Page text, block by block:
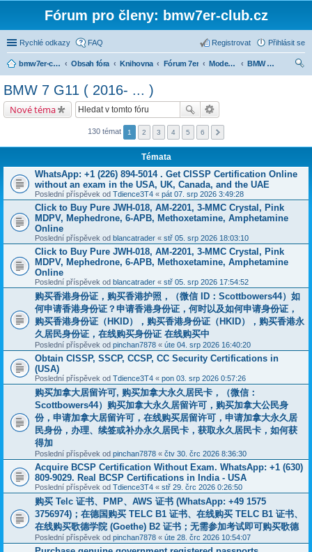
Fórum pro členy: bmw7er-club.cz
Rychlé odkazy FAQ Přihlásit se
Registrovat
bmw7er-club.cz Obsah fóra Knihovna Fórum 7er Modely BMW 7er
BMW 7 G11 ( 2016- ... )
BMW 7 G11 ( 2016- ... )
Nové téma
130 témat 1 2 3 4 5 6
Témata
WhatsApp: +1 (226) 894-5014​ . Get CISSP Certification Online
without an exam in the USA, UK, Canada, and the UAE
Poslední příspěvek od Tdience3T4 « pát 07. srp 2026 3:49:28
Click to Buy Pure JWH-018, AM-2201, 3-MMC Crystal, Pink
MDPV, Mephedrone, 6-APB, Methoxetamine, Amphetamine
Online
Poslední příspěvek od blancatrader « stř 05. srp 2026 18:03:10
Click to Buy Pure JWH-018, AM-2201, 3-MMC Crystal, Pink
MDPV, Mephedrone, 6-APB, Methoxetamine, Amphetamine
Online
Poslední příspěvek od blancatrader « stř 05. srp 2026 17:54:52
购买香港身份证，购买香港护照，（微信 ID：Scottbowers44）如
何申请香港身份证？申请香港身份证，何时以及如何申请身份证，
购买香港身份证（HKID），购买香港身份证（HKID），购买香港永
久居民身份证，在线购买身份证 在线购买中
Poslední příspěvek od pinchan7878 « úte 04. srp 2026 16:40:20
Obtain CISSP, SSCP, CCSP, CC Security Certifications in
(USA)
Poslední příspěvek od Tdience3T4 « pon 03. srp 2026 0:57:26
购买加拿大居留许可, 购买加拿大永久居民卡，（微信：
Scottbowers44）购买加拿大永久居留许可，购买加拿大公民身
份，申请加拿大居留许可，在线购买居留许可，申请加拿大永久居
民身份，办理、续签或补办永久居民卡，获取永久居民卡，如何获
得加
Poslední příspěvek od pinchan7878 « čtv 30. črc 2026 8:36:30
Acquire BCSP Certification Without Exam. WhatsApp: +1 (630)
809-9029. Real BCSP Certifications in India - USA
Poslední příspěvek od Tdience3T4 « stř 29. črc 2026 0:26:50
购买 Telc 证书、PMP、AWS 证书 (WhatsApp: +49 1575
3756974)；在德国购买 TELC B1 证书、在线购买 TELC B1 证书、
在线购买歌德学院 (Goethe) B2 证书；无需参加考试即可购买歌德
Poslední příspěvek od pinchan7878 « úte 28. črc 2026 10:54:07